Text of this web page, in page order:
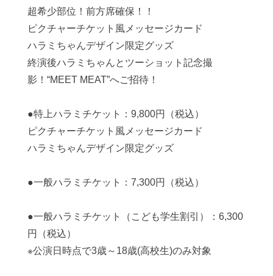
超希少部位！前方席確保！！
ピクチャーチケット風メッセージカード
ハラミちゃんデザイン限定グッズ
終演後ハラミちゃんとツーショット記念撮
影！“MEET MEAT”へご招待！
●特上ハラミチケット：9,800円（税込）
ピクチャーチケット風メッセージカード
ハラミちゃんデザイン限定グッズ
●一般ハラミチケット：7,300円（税込）
●一般ハラミチケット（こども学生割引）：6,300
円（税込）
※公演日時点で3歳～18歳(高校生)のみ対象